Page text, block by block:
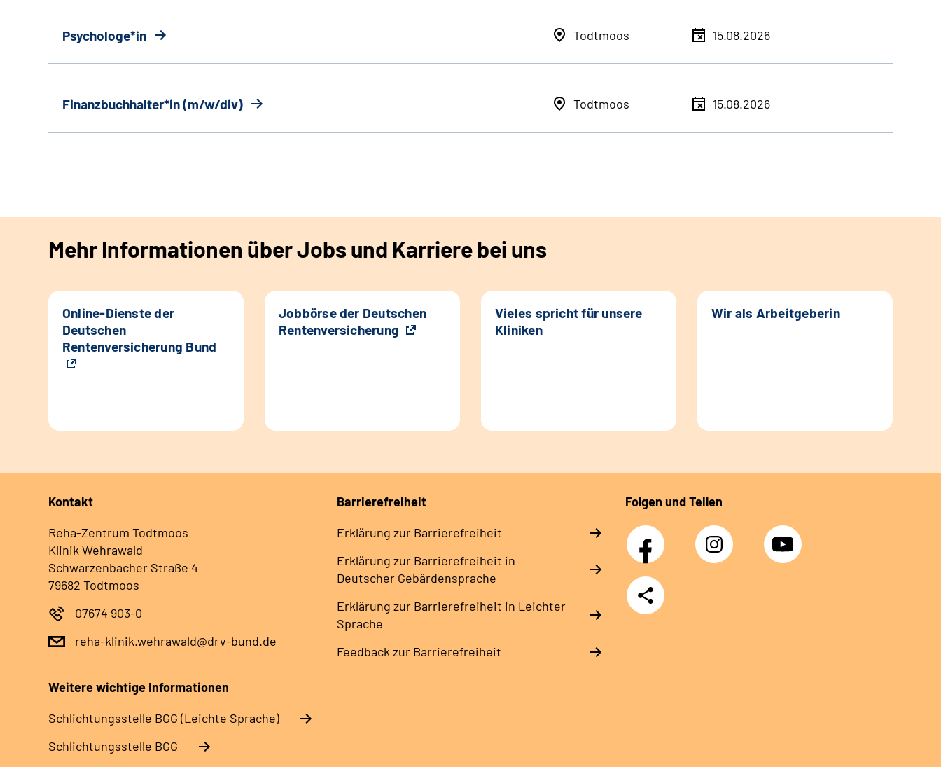
Psychologe*in Todtmoos 15.08.2026
Finanzbuchhalter*in (m/w/div) Todtmoos 15.08.2026
Mehr Informationen über Jobs und Karriere bei uns
Online-Dienste der
Deutschen
Rentenversicherung Bund
Jobbörse der Deutschen
Rentenversicherung
Vieles spricht für unsere
Kliniken
Wir als Arbeitgeberin
Kontakt
Reha-Zentrum Todtmoos
Klinik Wehrawald
Schwarzenbacher Straße 4
79682 Todtmoos
07674 903-0
reha-klinik.wehrawald@drv-bund.de
Barrierefreiheit
Erklärung zur Barrierefreiheit
Erklärung zur Barrierefreiheit in
Deutscher Gebärdensprache
Erklärung zur Barrierefreiheit in Leichter
Sprache
Feedback zur Barrierefreiheit
Folgen und Teilen
Facebook Instagram YouTube
Teilen
Weitere wichtige Informationen
Schlich­tungs­stel­le BGG (Leichte Sprache)
Schlich­tungs­stel­le BGG